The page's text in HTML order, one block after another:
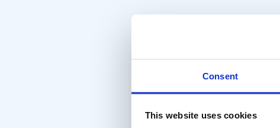
Consent
This website uses cookies